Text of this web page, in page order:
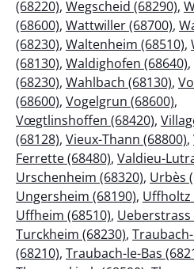
(68220), Wegscheid (68290),
(68600), Wattwiller (68700),
(68230), Waltenheim (68510),
(68130), Waldighofen (68640),
(68230), Wahlbach (68130),
(68600), Vogelgrun (68600),
Vœgtlinshoffen (68420),
(68128), Vieux-Thann (68800),
Ferrette (68480), Valdieu-
Urschenheim (68320), Urbès
Ungersheim (68190), Uffholtz
Uffheim (68510), Ueberstrass
Turckheim (68230),
(68210), Traubach-le-Bas